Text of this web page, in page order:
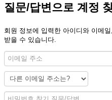
질문/답변으로 계정 찾
회원 정보에 입력한 아이디와 이메
받을 수 있습니다.